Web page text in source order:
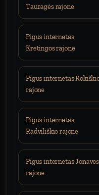
Tauragės rajone
Pigus internetas
Kretingos rajone
Pigus internetas
rajone
Pigus internetas
Radviliškio rajone
Pigus internetas Jonavos
rajone